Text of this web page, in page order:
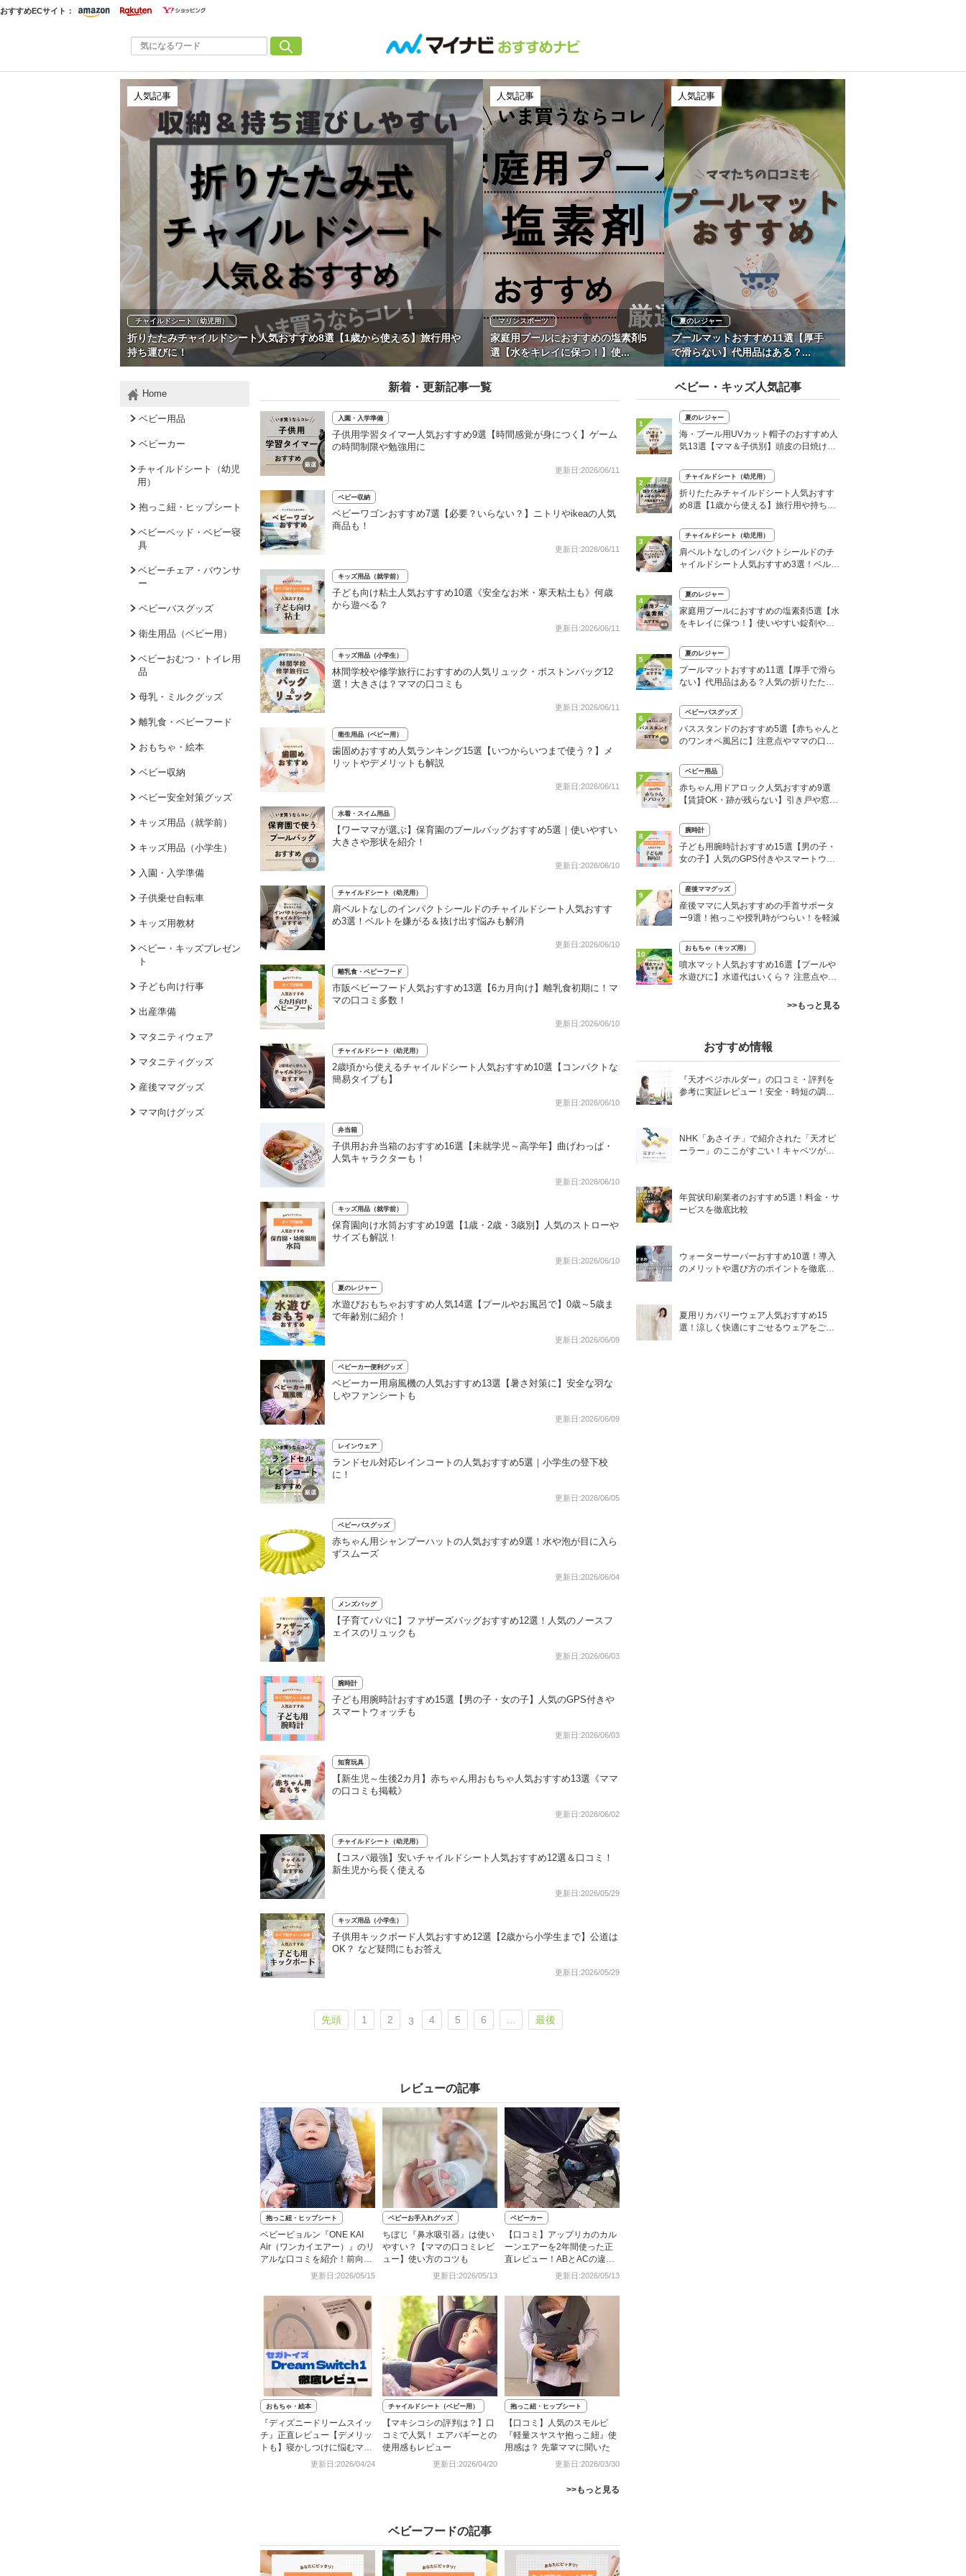
おすすめECサイト：
チャイルドシート（幼児用）
折りたたみチャイルドシート人気おすすめ8選【1歳から使える】旅行用や
持ち運びに！
人気記事
マリンスポーツ
家庭用プールにおすすめの塩素剤5
選【水をキレイに保つ！】使...
人気記事
夏のレジャー
プールマットおすすめ11選【厚手
で滑らない】代用品はある？...
人気記事
Home
ベビー用品
ベビーカー
チャイルドシート（幼児
用）
抱っこ紐・ヒップシート
ベビーベッド・ベビー寝
具
ベビーチェア・バウンサ
ー
ベビーバスグッズ
衛生用品（ベビー用）
ベビーおむつ・トイレ用
品
母乳・ミルクグッズ
離乳食・ベビーフード
おもちゃ・絵本
ベビー収納
ベビー安全対策グッズ
キッズ用品（就学前）
キッズ用品（小学生）
入園・入学準備
子供乗せ自転車
キッズ用教材
ベビー・キッズプレゼン
ト
子ども向け行事
出産準備
マタニティウェア
マタニティグッズ
産後ママグッズ
ママ向けグッズ
新着・更新記事一覧
入園・入学準備
子供用学習タイマー人気おすすめ9選【時間感覚が身につく】ゲーム
の時間制限や勉強用に
更新日:2026/06/11
ベビー収納
ベビーワゴンおすすめ7選【必要？いらない？】ニトリやikeaの人気
商品も！
更新日:2026/06/11
キッズ用品（就学前）
子ども向け粘土人気おすすめ10選《安全なお米・寒天粘土も》何歳
から遊べる？
更新日:2026/06/11
キッズ用品（小学生）
林間学校や修学旅行におすすめの人気リュック・ボストンバッグ12
選！大きさは？ママの口コミも
更新日:2026/06/11
衛生用品（ベビー用）
歯固めおすすめ人気ランキング15選【いつからいつまで使う？】メ
リットやデメリットも解説
更新日:2026/06/11
水着・スイム用品
【ワーママが選ぶ】保育園のプールバッグおすすめ5選｜使いやすい
大きさや形状を紹介！
更新日:2026/06/10
チャイルドシート（幼児用）
肩ベルトなしのインパクトシールドのチャイルドシート人気おすす
め3選！ベルトを嫌がる＆抜け出す悩みも解消
更新日:2026/06/10
離乳食・ベビーフード
市販ベビーフード人気おすすめ13選【6カ月向け】離乳食初期に！マ
マの口コミ多数！
更新日:2026/06/10
チャイルドシート（幼児用）
2歳頃から使えるチャイルドシート人気おすすめ10選【コンパクトな
簡易タイプも】
更新日:2026/06/10
弁当箱
子供用お弁当箱のおすすめ16選【未就学児～高学年】曲げわっぱ・
人気キャラクターも！
更新日:2026/06/10
キッズ用品（就学前）
保育園向け水筒おすすめ19選【1歳・2歳・3歳別】人気のストローや
サイズも解説！
更新日:2026/06/10
夏のレジャー
水遊びおもちゃおすすめ人気14選【プールやお風呂で】0歳～5歳ま
で年齢別に紹介！
更新日:2026/06/09
ベビーカー便利グッズ
ベビーカー用扇風機の人気おすすめ13選【暑さ対策に】安全な羽な
しやファンシートも
更新日:2026/06/09
レインウェア
ランドセル対応レインコートの人気おすすめ5選｜小学生の登下校
に！
更新日:2026/06/05
ベビーバスグッズ
赤ちゃん用シャンプーハットの人気おすすめ9選！水や泡が目に入ら
ずスムーズ
更新日:2026/06/04
メンズバッグ
【子育てパパに】ファザーズバッグおすすめ12選！人気のノースフ
ェイスのリュックも
更新日:2026/06/03
腕時計
子ども用腕時計おすすめ15選【男の子・女の子】人気のGPS付きや
スマートウォッチも
更新日:2026/06/03
知育玩具
【新生児～生後2カ月】赤ちゃん用おもちゃ人気おすすめ13選《ママ
の口コミも掲載》
更新日:2026/06/02
チャイルドシート（幼児用）
【コスパ最強】安いチャイルドシート人気おすすめ12選＆口コミ！
新生児から長く使える
更新日:2026/05/29
キッズ用品（小学生）
子供用キックボード人気おすすめ12選【2歳から小学生まで】公道は
OK？ など疑問にもお答え
更新日:2026/05/29
先頭 1 2 3 4 5 6 最後
レビューの記事
抱っこ紐・ヒップシート
ベビービョルン『ONE KAI
Air（ワンカイエアー）』のリ
アルな口コミを紹介！前向き
抱っこができると便利？
更新日:2026/05/15
ベビーお手入れグッズ
ちぼじ『鼻水吸引器』は使い
やすい？【ママの口コミレビ
ュー】使い方のコツも
更新日:2026/05/13
ベビーカー
【口コミ】アップリカのカル
ーンエアーを2年間使った正
直レビュー！ABとACの違い
更新日:2026/05/13
おもちゃ・絵本
『ディズニードリームスイッ
チ』正直レビュー【デメリッ
トも】寝かしつけに悩むママ
更新日:2026/04/24
チャイルドシート（ベビー用）
【マキシコシの評判は？】口
コミで人気！ エアバギーとの
使用感もレビュー
更新日:2026/04/20
抱っこ紐・ヒップシート
【口コミ】人気のスモルビ
『軽量スヤスヤ抱っこ紐』使
用感は？ 先輩ママに聞いた
更新日:2026/03/30
>>もっと見る
ベビーフードの記事
ベビー・キッズ人気記事
1
夏のレジャー
海・プール用UVカット帽子のおすすめ人
気13選【ママ＆子供別】頭皮の日焼け対
2
チャイルドシート（幼児用）
折りたたみチャイルドシート人気おすす
め8選【1歳から使える】旅行用や持ち運
3
チャイルドシート（幼児用）
肩ベルトなしのインパクトシールドのチ
ャイルドシート人気おすすめ3選！ベルト
4
夏のレジャー
家庭用プールにおすすめの塩素剤5選【水
をキレイに保つ！】使いやすい錠剤やパ
5
夏のレジャー
プールマットおすすめ11選【厚手で滑ら
ない】代用品はある？人気の折りたたみ
6
ベビーバスグッズ
バススタンドのおすすめ5選【赤ちゃんと
のワンオペ風呂に】注意点やママの口コ
7
ベビー用品
赤ちゃん用ドアロック人気おすすめ9選
【賃貸OK・跡が残らない】引き戸や窓対
8
腕時計
子ども用腕時計おすすめ15選【男の子・
女の子】人気のGPS付きやスマートウォ
9
産後ママグッズ
産後ママに人気おすすめの手首サポータ
ー9選！抱っこや授乳時がつらい！を軽減
10
おもちゃ（キッズ用）
噴水マット人気おすすめ16選【プールや
水遊びに】水道代はいくら？ 注意点やデ
>>もっと見る
おすすめ情報
『天才ベジホルダー』の口コミ・評判を
参考に実証レビュー！安全・時短の調理
NHK「あさイチ」で紹介された「天才ピ
ーラー」のここがすごい！キャベツがほ
年賀状印刷業者のおすすめ5選！料金・サ
ービスを徹底比較
ウォーターサーバーおすすめ10選！導入
のメリットや選び方のポイントを徹底解
夏用リカバリーウェア人気おすすめ15
選！涼しく快適にすごせるウェアをご紹